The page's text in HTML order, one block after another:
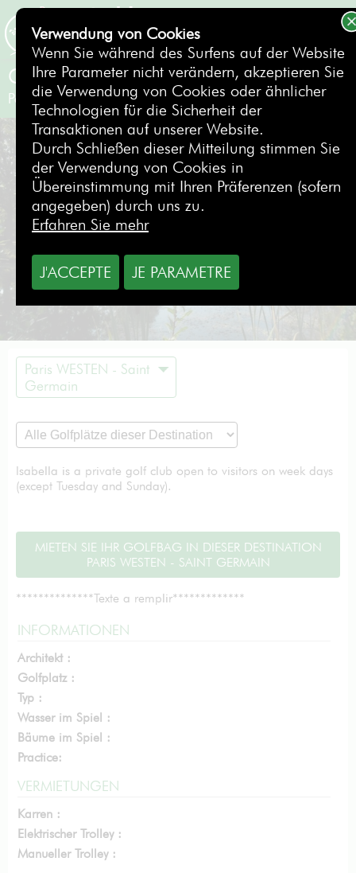
BUCHEN
Golf Isabella
Paris WESTEN - Saint Germain- Frankreich
Paris WESTEN - Saint
Germain
Isabella is a private golf club open to visitors on week days
(except Tuesday and Sunday).
MIETEN SIE IHR GOLFBAG IN DIESER DESTINATION
PARIS WESTEN - SAINT GERMAIN
**************Texte a remplir*************
INFORMATIONEN
Architekt :
Golfplatz :
Typ :
Wasser im Spiel :
Bäume im Spiel :
Practice:
VERMIETUNGEN
Karren :
Elektrischer Trolley :
Manueller Trolley :
Verwendung von Cookies
Wenn Sie während des Surfens auf der Website
Ihre Parameter nicht verändern, akzeptieren Sie
die Verwendung von Cookies oder ähnlicher
Technologien für die Sicherheit der
Transaktionen auf unserer Website.
Durch Schließen dieser Mitteilung stimmen Sie
der Verwendung von Cookies in
Übereinstimmung mit Ihren Präferenzen (sofern
angegeben) durch uns zu.
Erfahren Sie mehr
J'ACCEPTE JE PARAMETRE